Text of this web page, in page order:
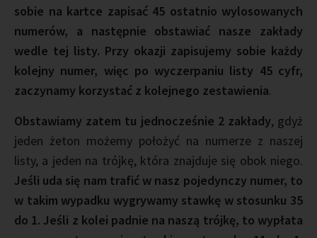
sobie na kartce zapisać 45 ostatnio wylosowanych
numerów, a następnie obstawiać nasze zakłady
wedle tej listy. Przy okazji zapisujemy sobie każdy
kolejny numer, więc po wyczerpaniu listy 45 cyfr,
zaczynamy korzystać z kolejnego zestawienia.
Obstawiamy zatem tu jednocześnie 2 zakłady, gdyż
jeden żeton możemy położyć na numerze z naszej
listy, a jeden na trójkę, która znajduje się obok niego.
Jeśli uda się nam trafić w nasz pojedynczy numer, to
w takim wypadku wygrywamy stawkę w stosunku 35
do 1. Jeśli z kolei padnie na naszą trójkę, to wypłata